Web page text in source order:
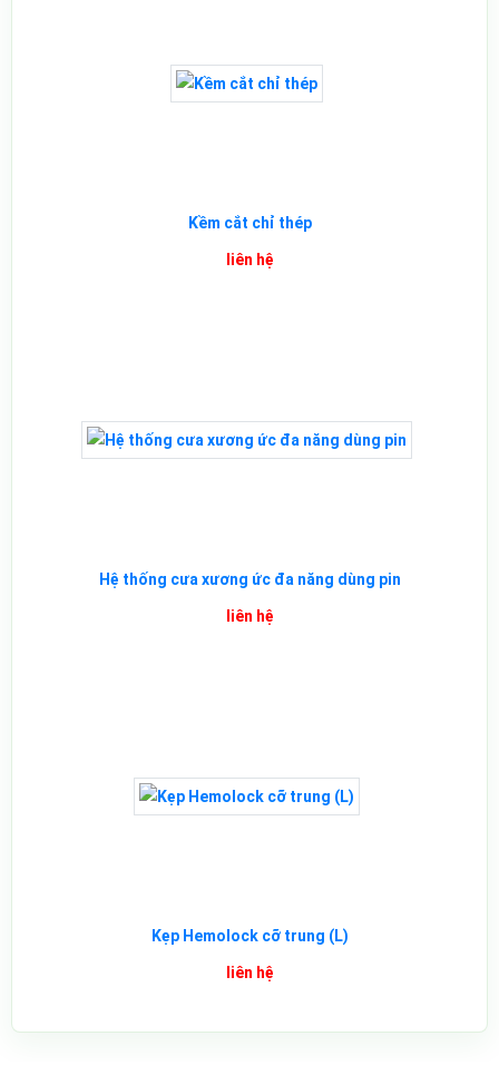
Kềm cắt chỉ thép
liên hệ
Hệ thống cưa xương ức đa năng dùng pin
liên hệ
Kẹp Hemolock cỡ trung (L)
liên hệ